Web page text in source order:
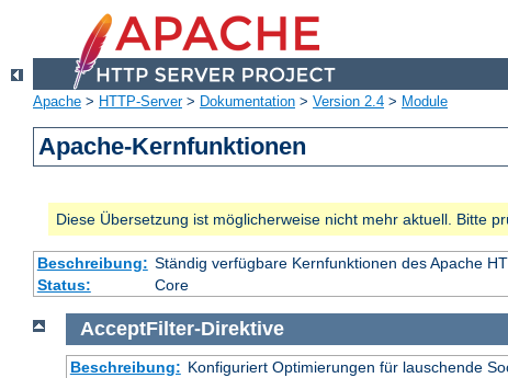
Apache > HTTP-Server> Dokumentation > Version 2.4 > Module
Apache-Kernfunktionen
Diese Übersetzung ist möglicherweise nicht mehr aktuell. Bitte
Beschreibung: Ständig verfügbare Kernfunktionen des Apache
Status:
Core
AcceptFilter-Direktive
Beschreibung: Konfiguriert Optimierungen für lauschende